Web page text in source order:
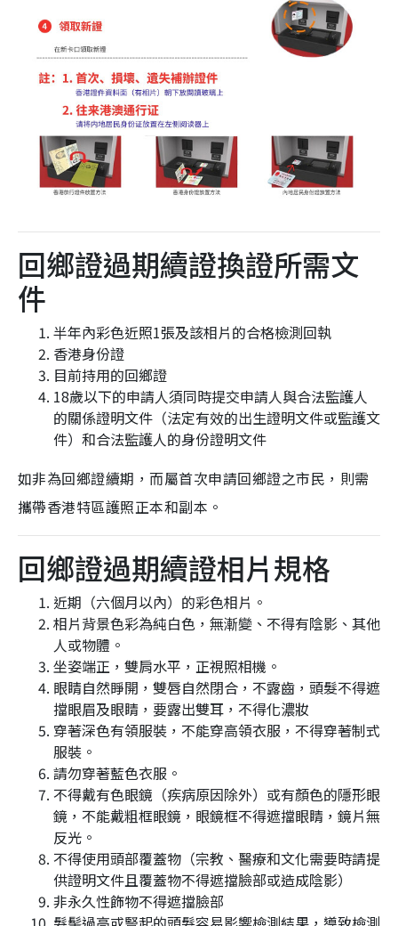
回鄉證過期續證換證所需文
件
半年內彩色近照1張及該相片的合格檢測回執
香港身份證
目前持用的回鄉證
18歲以下的申請人須同時提交申請人與合法監護人
的關係證明文件（法定有效的出生證明文件或監護文
件）和合法監護人的身份證明文件
如非為回鄉證續期，而屬首次申請回鄉證之市民，則需
攜帶香港特區護照正本和副本。
回鄉證過期續證相片規格
近期（六個月以內）的彩色相片。
相片背景色彩為純白色，無漸變、不得有陰影、其他
人或物體。
坐姿端正，雙肩水平，正視照相機。
眼睛自然睜開，雙唇自然閉合，不露齒，頭髮不得遮
擋眼眉及眼睛，要露出雙耳，不得化濃妝
穿著深色有領服裝，不能穿高領衣服，不得穿著制式
服裝。
請勿穿著藍色衣服。
不得戴有色眼鏡（疾病原因除外）或有顏色的隱形眼
鏡，不能戴粗框眼鏡，眼鏡框不得遮擋眼睛，鏡片無
反光。
不得使用頭部覆蓋物（宗教、醫療和文化需要時請提
供證明文件且覆蓋物不得遮擋臉部或造成陰影）
非永久性飾物不得遮擋臉部